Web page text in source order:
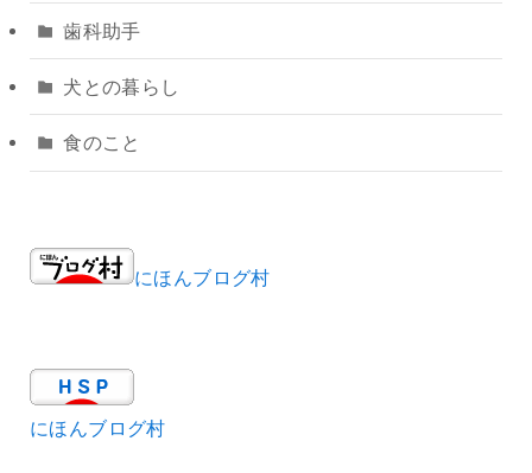
歯科助手
犬との暮らし
食のこと
にほんブログ村
にほんブログ村